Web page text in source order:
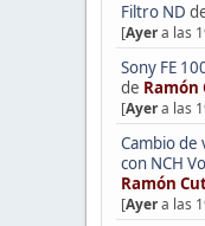
Filtro ND
[Ayera las
Sony FE
de Ramón
[Ayera las
Cambio de
con NCH
Ramón
[Ayera las